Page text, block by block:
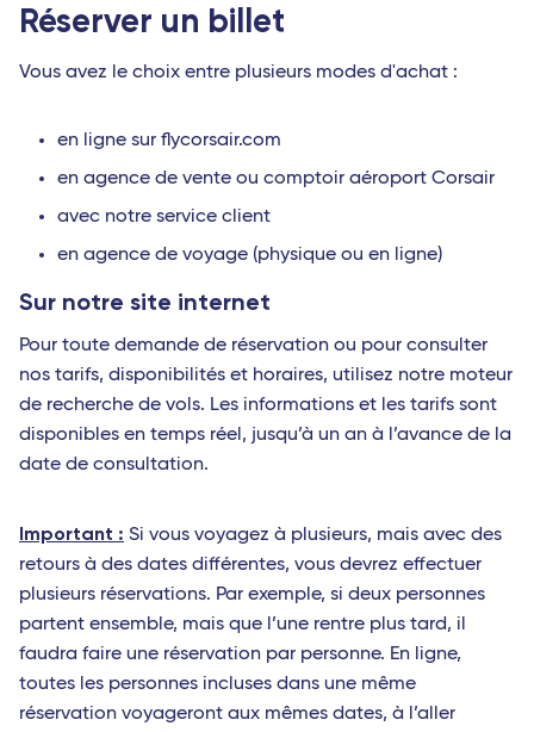
Réserver un billet
Vous avez le choix entre plusieurs modes d'achat :
en ligne sur flycorsair.com
en agence de vente ou comptoir aéroport Corsair
avec notre service client
en agence de voyage (physique ou en ligne)
Sur notre site internet
Pour toute demande de réservation ou pour consulter
nos tarifs, disponibilités et horaires, utilisez notre moteur
de recherche de vols. Les informations et les tarifs sont
disponibles en temps réel, jusqu’à un an à l’avance de la
date de consultation.
Important : Si vous voyagez à plusieurs, mais avec des
retours à des dates différentes, vous devrez effectuer
plusieurs réservations. Par exemple, si deux personnes
partent ensemble, mais que l’une rentre plus tard, il
faudra faire une réservation par personne. En ligne,
toutes les personnes incluses dans une même
réservation voyageront aux mêmes dates, à l’aller